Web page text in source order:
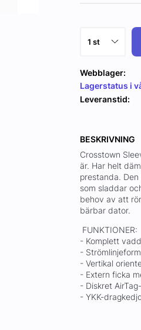
Webblager:
Lagerstatus i
Leveranstid:
BESKRIVNING
Crosstown
är. Har helt
prestanda.
som sladdar
behov av att
bärbar dator.
FUNKTIONER:
- Komplett
-
- Vertikal
- Extern ficka
- Diskret
- YKK-